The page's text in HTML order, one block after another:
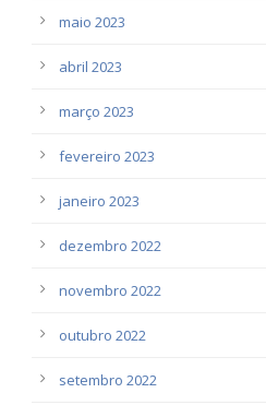
maio 2023
abril 2023
março 2023
fevereiro 2023
janeiro 2023
dezembro 2022
novembro 2022
outubro 2022
setembro 2022